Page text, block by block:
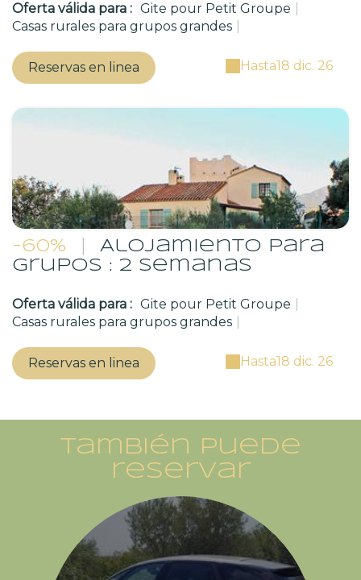
Oferta válida para : Gite pour Petit Groupe
Casas rurales para grupos grandes
Reservas en linea Hasta18 dic. 26
-60%
Alojamiento para
grupos : 2 semanas
Oferta válida para : Gite pour Petit Groupe
Casas rurales para grupos grandes
Reservas en linea Hasta18 dic. 26
También puede
reservar